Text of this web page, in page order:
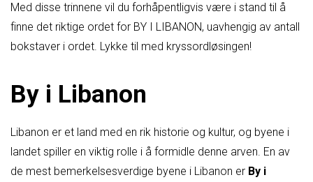
Med disse trinnene vil du forhåpentligvis være i stand til å
finne det riktige ordet for BY I LIBANON, uavhengig av antall
bokstaver i ordet. Lykke til med kryssordløsingen!
By i Libanon
Libanon er et land med en rik historie og kultur, og byene i
landet spiller en viktig rolle i å formidle denne arven. En av
de mest bemerkelsesverdige byene i Libanon er By i